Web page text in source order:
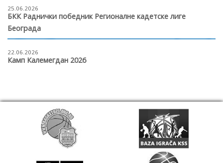
25.06.2026
БКК Раднички победник Регионалне кадетске лиге
Београда
22.06.2026
Камп Калемегдан 2026